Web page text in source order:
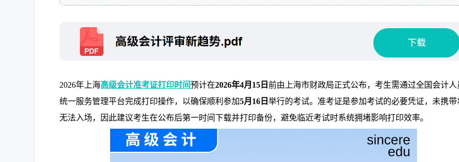
2026年上海高级会计准考证打印时间预计在2026年4月15日前由上海市财政局正式公布，考生需通过全国会计人
统一服务管理平台完成打印操作，以确保顺利参加5月16日举行的考试。准考证是参加考试的必要凭证，未携带
无法入场，因此建议考生在公布后第一时间下载并打印备份，避免临近考试时系统拥堵影响打印效率。